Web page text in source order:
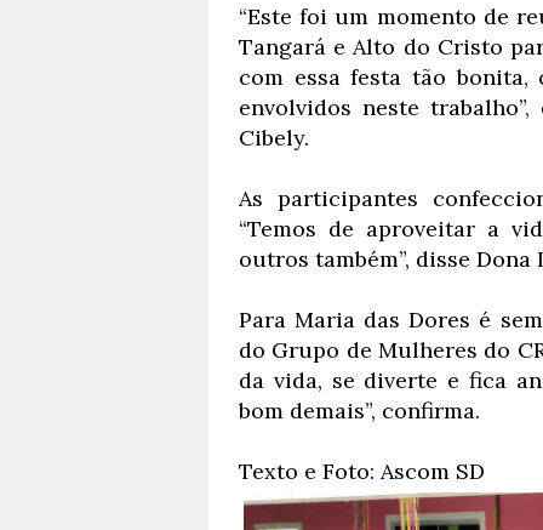
“Este foi um momento de
Tangará e Alto do Cristo
com essa festa tão
envolvidos neste
Cibely.
As participantes
“Temos de aproveitar a
outros também”, disse
Para Maria das Dores é
do Grupo de Mulheres do
da vida, se diverte e fica
bom demais”, confirma.
Texto e Foto: Ascom SD